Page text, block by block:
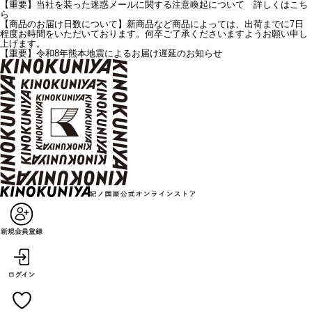
【重要】当社を装った迷惑メールに関する注意喚起について 詳しくはこち
ら
【商品のお届け日数について】新商品など商品によっては、出荷までに7日
程度お時間をいただいております。何卒ご了承くださいますようお願い申し
上げます。
【重要】令和8年熊本地震によるお届け遅延のお知らせ